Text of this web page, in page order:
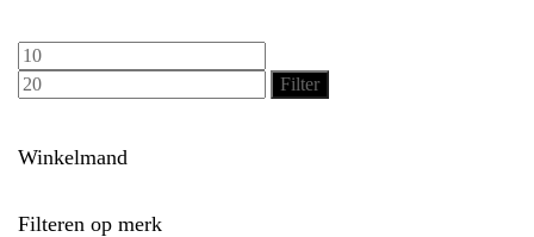
Min.
prijs
Max.
Filter
Winkelmand
Filteren op merk